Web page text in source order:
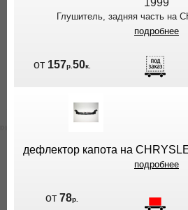
1999
Глушитель, задняя часть на
подробнее
от 157р. 50к.
дефлектор капота на
подробнее
от78р.